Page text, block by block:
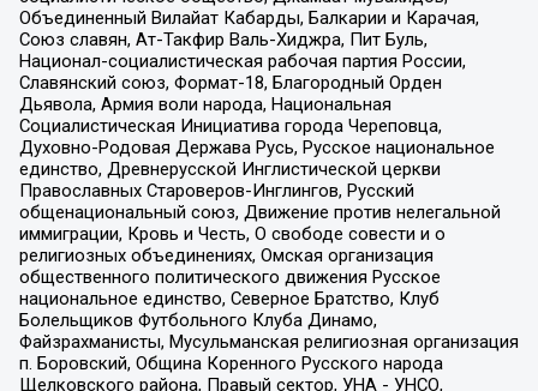
Объединенный Вилайат Кабарды, Балкарии и Карачая,
Союз славян, Ат-Такфир Валь-Хиджра, Пит Буль,
Национал-социалистическая рабочая партия России,
Славянский союз, Формат-18, Благородный Орден
Дьявола, Армия воли народа, Национальная
Социалистическая Инициатива города Череповца,
Духовно-Родовая Держава Русь, Русское национальное
единство, Древнерусской Инглистической церкви
Православных Староверов-Инглингов, Русский
общенациональный союз, Движение против нелегальной
иммиграции, Кровь и Честь, О свободе совести и о
религиозных объединениях, Омская организация
общественного политического движения Русское
национальное единство, Северное Братство, Клуб
Болельщиков Футбольного Клуба Динамо,
Файзрахманисты, Мусульманская религиозная организация
п. Боровский, Община Коренного Русского народа
Щелковского района, Правый сектор, УНА - УНСО,